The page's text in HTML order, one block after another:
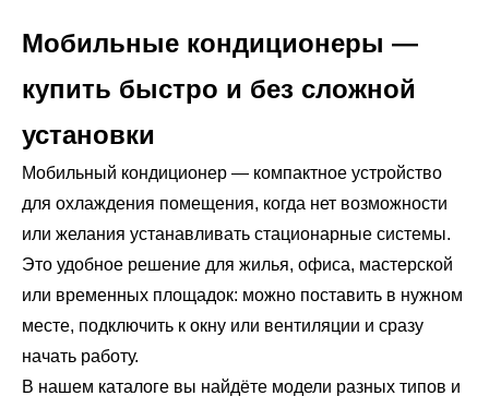
Мобильные кондиционеры —
купить быстро и без сложной
установки
Мобильный кондиционер — компактное устройство
для охлаждения помещения, когда нет возможности
или желания устанавливать стационарные системы.
Это удобное решение для жилья, офиса, мастерской
или временных площадок: можно поставить в нужном
месте, подключить к окну или вентиляции и сразу
начать работу.
В нашем каталоге вы найдёте модели разных типов и